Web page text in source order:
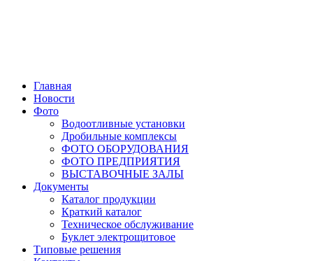
Главная
Новости
Фото
Водоотливные установки
Дробильные комплексы
ФОТО ОБОРУДОВАНИЯ
ФОТО ПРЕДПРИЯТИЯ
ВЫСТАВОЧНЫЕ ЗАЛЫ
Документы
Каталог продукции
Краткий каталог
Техническое обслуживание
Буклет электрощитовое
Типовые решения